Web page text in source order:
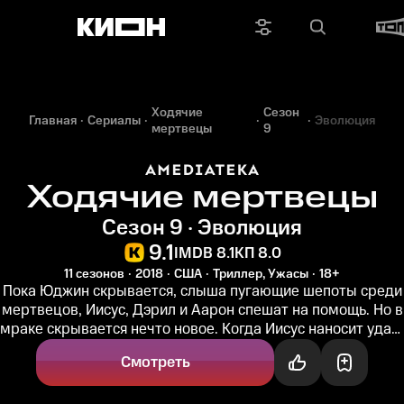
Главная Сериалы Ходячие
мертвецы
Сезон
9
Эволюция
Ходячие мертвецы
Сезон 9 · Эволюция
9.1IMDB 8.1КП 8.0
11 сезонов 2018 США Триллер, Ужасы 18+
Пока Юджин скрывается, слыша пугающие шепоты среди
мертвецов, Иисус, Дэрил и Аарон спешат на помощь. Но в
мраке скрывается нечто новое. Когда Иисус наносит удар,
Смотреть